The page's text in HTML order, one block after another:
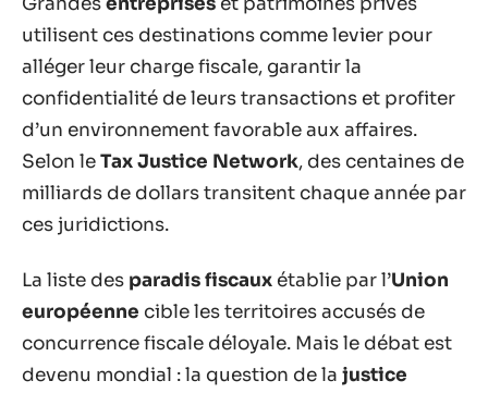
utilisent ces destinations comme levier pour
alléger leur charge fiscale, garantir la
confidentialité de leurs transactions et profiter
d’un environnement favorable aux affaires.
Selon leTax Justice Network, des centaines de
milliards de dollars transitent chaque année par
ces juridictions.
La liste des paradis fiscaux établie par l’Union
européenne cible les territoires accusés de
concurrence fiscale déloyale. Mais le débat est
devenu mondial : la question de la justice